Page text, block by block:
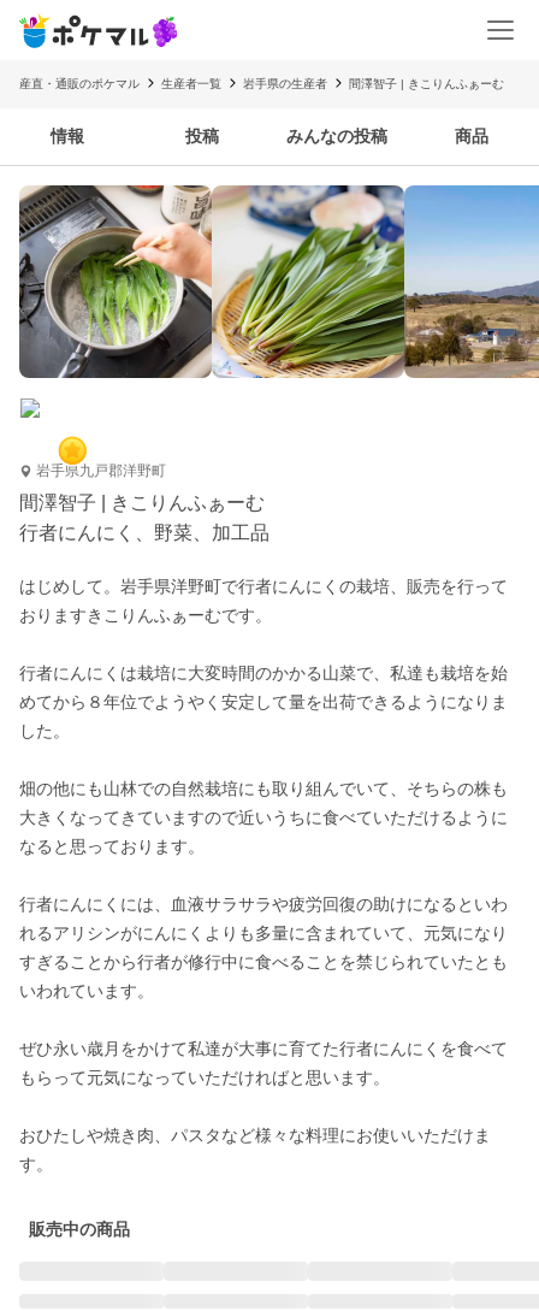
産直・通販のポケマル 生産者一覧 岩手県の生産者 間澤智子 | きこりんふぁーむ
情報 投稿 みんなの投稿 商品
岩手県九戸郡洋野町
間澤智子 | きこりんふぁーむ
行者にんにく、野菜、加工品
はじめして。岩手県洋野町で行者にんにくの栽培、販売を行って
おりますきこりんふぁーむです。
行者にんにくは栽培に大変時間のかかる山菜で、私達も栽培を始
めてから８年位でようやく安定して量を出荷できるようになりま
した。
畑の他にも山林での自然栽培にも取り組んでいて、そちらの株も
大きくなってきていますので近いうちに食べていただけるように
なると思っております。
行者にんにくには、血液サラサラや疲労回復の助けになるといわ
れるアリシンがにんにくよりも多量に含まれていて、元気になり
すぎることから行者が修行中に食べることを禁じられていたとも
いわれています。
ぜひ永い歳月をかけて私達が大事に育てた行者にんにくを食べて
もらって元気になっていただければと思います。
おひたしや焼き肉、パスタなど様々な料理にお使いいただけま
す。
販売中の商品